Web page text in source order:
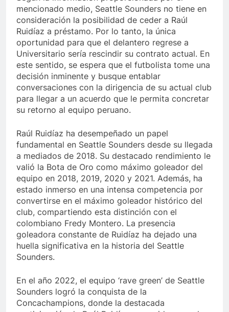
mencionado medio, Seattle Sounders no tiene en
consideración la posibilidad de ceder a Raúl
Ruidíaz a préstamo. Por lo tanto, la única
oportunidad para que el delantero regrese a
Universitario sería rescindir su contrato actual. En
este sentido, se espera que el futbolista tome una
decisión inminente y busque entablar
conversaciones con la dirigencia de su actual club
para llegar a un acuerdo que le permita concretar
su retorno al equipo peruano.
Raúl Ruidíaz ha desempeñado un papel
fundamental en Seattle Sounders desde su llegada
a mediados de 2018. Su destacado rendimiento le
valió la Bota de Oro como máximo goleador del
equipo en 2018, 2019, 2020 y 2021. Además, ha
estado inmerso en una intensa competencia por
convertirse en el máximo goleador histórico del
club, compartiendo esta distinción con el
colombiano Fredy Montero. La presencia
goleadora constante de Ruidíaz ha dejado una
huella significativa en la historia del Seattle
Sounders.
En el año 2022, el equipo ‘rave green’ de Seattle
Sounders logró la conquista de la
Concachampions, donde la destacada